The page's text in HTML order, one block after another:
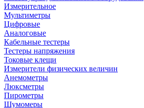
Измерительное
Мультиметры
Цифровые
Аналоговые
Кабельные тестеры
Тестеры напряжения
Токовые клещи
Измерители физических величин
Анемометры
Люксметры
Пирометры
Шумомеры